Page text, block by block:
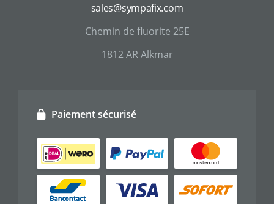
sales@sympafix.com
Chemin de fluorite 25E
1812 AR Alkmar
Paiement sécurisé